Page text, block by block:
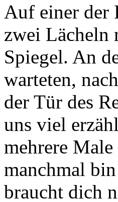
Auf einer der
zwei Lächeln
Spiegel. An
warteten,
der Tür des
uns viel
mehrere
manchmal
braucht dich